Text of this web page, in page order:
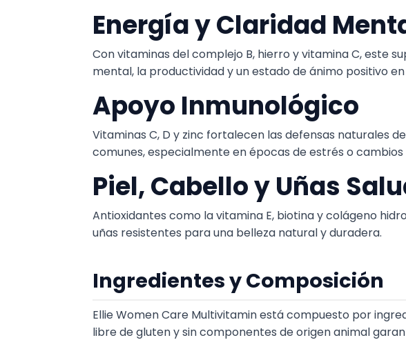
Energía y Claridad
Con vitaminas del complejo B, hierro y vitamina C, este
mental, la productividad y un estado de ánimo positivo
Apoyo Inmunológico
Vitaminas C, D y zinc fortalecen las defensas naturales
comunes, especialmente en épocas de estrés o cambios
Piel, Cabello y Uñas
Antioxidantes como la vitamina E, biotina y colágeno
uñas resistentes para una belleza natural y duradera.
Ingredientes y Composición
Ellie Women Care Multivitamin está compuesto por
libre de gluten y sin componentes de origen animal